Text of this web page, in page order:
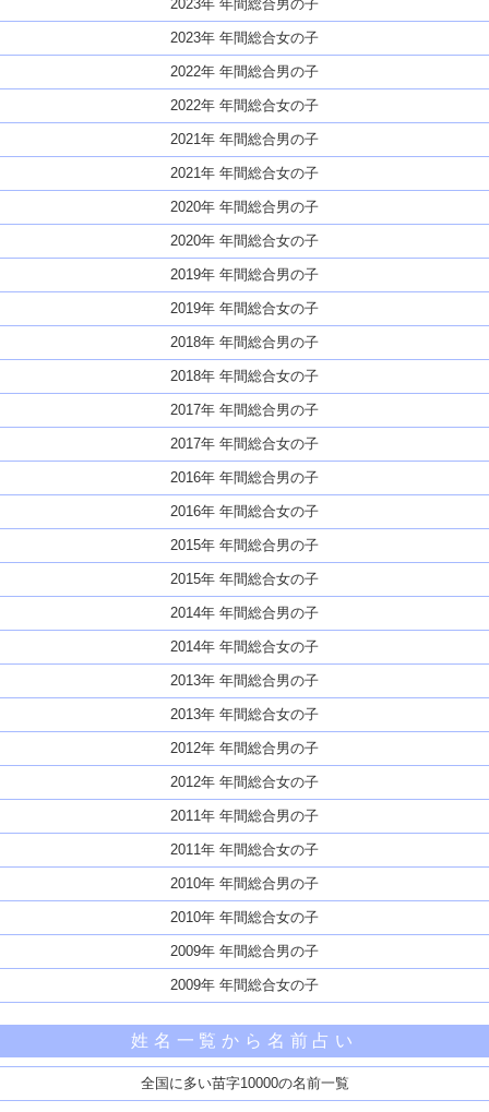
2023年 年間総合男の子
2023年 年間総合女の子
2022年 年間総合男の子
2022年 年間総合女の子
2021年 年間総合男の子
2021年 年間総合女の子
2020年 年間総合男の子
2020年 年間総合女の子
2019年 年間総合男の子
2019年 年間総合女の子
2018年 年間総合男の子
2018年 年間総合女の子
2017年 年間総合男の子
2017年 年間総合女の子
2016年 年間総合男の子
2016年 年間総合女の子
2015年 年間総合男の子
2015年 年間総合女の子
2014年 年間総合男の子
2014年 年間総合女の子
2013年 年間総合男の子
2013年 年間総合女の子
2012年 年間総合男の子
2012年 年間総合女の子
2011年 年間総合男の子
2011年 年間総合女の子
2010年 年間総合男の子
2010年 年間総合女の子
2009年 年間総合男の子
2009年 年間総合女の子
姓名一覧から名前占い
全国に多い苗字10000の名前一覧